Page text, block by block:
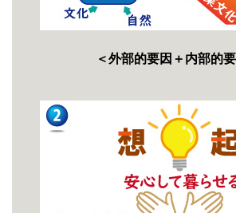
＜外部的要因＋内部的